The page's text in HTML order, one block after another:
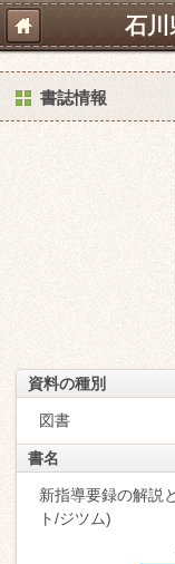
石川
書誌情報
資料の種別
図書
書名
新指導要録の解説
ト/ジツム)